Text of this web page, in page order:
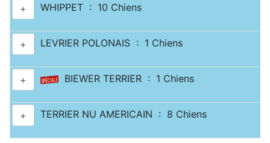
+ WHIPPET : 10 Chiens
+ LEVRIER POLONAIS : 1 Chiens
+ BIEWER TERRIER : 1 Chiens
+ TERRIER NU AMERICAIN : 8 Chiens